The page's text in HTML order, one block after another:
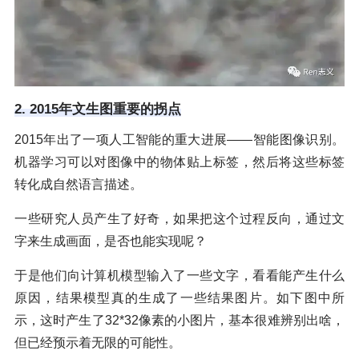
2. 2015年文生图重要的拐点
2015年出了一项人工智能的重大进展——智能图像识别。
机器学习可以对图像中的物体贴上标签，然后将这些标签
转化成自然语言描述。
一些研究人员产生了好奇，如果把这个过程反向，通过文
字来生成画面，是否也能实现呢？
于是他们向计算机模型输入了一些文字，看看能产生什么
原因，结果模型真的生成了一些结果图片。如下图中所
示，这时产生了32*32像素的小图片，基本很难辨别出啥，
但已经预示着无限的可能性。